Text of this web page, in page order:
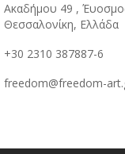
Ακαδήμου 49 ,
Θεσσαλονίκη, Ελλάδα
+30 2310 387887-6
freedom@freedom-